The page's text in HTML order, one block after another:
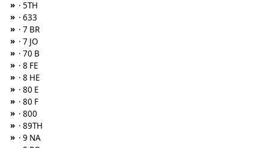
» · 5TH
» · 633
» · 7 BR
» · 7 JO
» · 70 B
» · 8 FE
» · 8 HE
» · 80 E
» · 80 F
» · 800
» · 89TH
» · 9 NA